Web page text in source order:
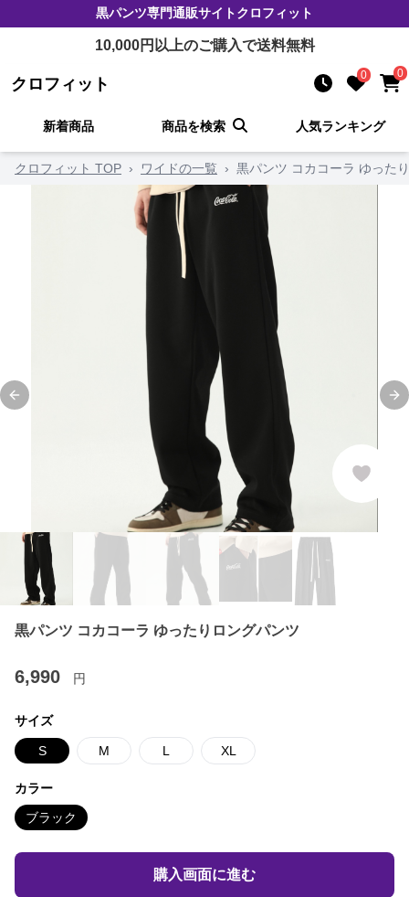
黒パンツ専門通販サイトクロフィット
10,000円以上のご購入で送料無料
クロフィット 0 0
新着商品 商品を検索 人気ランキング
クロフィット TOP › ワイドの一覧 › 黒パンツ コカコーラ ゆった
Previous slide
黒パンツ コカコーラ ゆったりロングパンツ
6,990 円
サイズ
S M L XL
カラー
ブラック
購入画面に進む